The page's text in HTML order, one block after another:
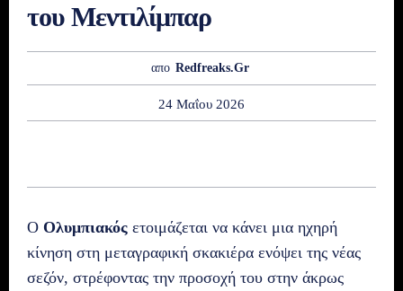
του Μεντιλίμπαρ
απο Redfreaks.gr
24 Μαΐου 2026
Ο Ολυμπιακός ετοιμάζεται να κάνει μια ηχηρή
κίνηση στη μεταγραφική σκακιέρα ενόψει της νέας
σεζόν, στρέφοντας την προσοχή του στην άκρως